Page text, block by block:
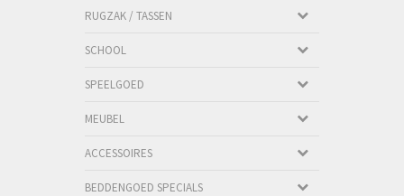
RUGZAK / TASSEN
SCHOOL
SPEELGOED
MEUBEL
ACCESSOIRES
BEDDENGOED SPECIALS